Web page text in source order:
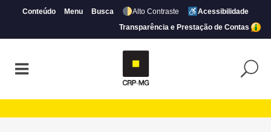
Conteúdo Menu Busca Alto Contraste
Acessibilidade
Transparência e Prestação de Contas